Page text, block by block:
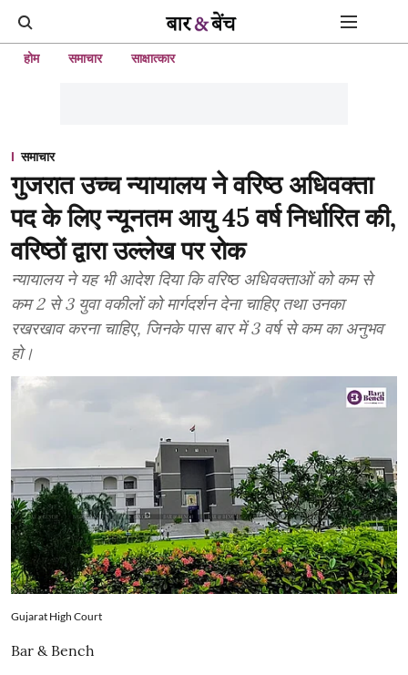
होम समाचार साक्षात्कार
समाचार
गुजरात उच्च न्यायालय ने वरिष्ठ अधिवक्ता
पद के लिए न्यूनतम आयु 45 वर्ष निर्धारित की,
वरिष्ठों द्वारा उल्लेख पर रोक
न्यायालय ने यह भी आदेश दिया कि वरिष्ठ अधिवक्ताओं को कम से
कम 2 से 3 युवा वकीलों को मार्गदर्शन देना चाहिए तथा उनका
रखरखाव करना चाहिए, जिनके पास बार में 3 वर्ष से कम का अनुभव
हो।
Gujarat High Court
Bar & Bench